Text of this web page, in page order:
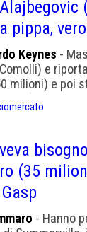
pippa,
Keynes -
e
milioni) e poi
che già
giochi
(35
- Hanno